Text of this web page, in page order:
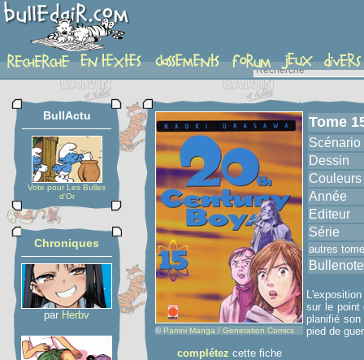
album
BullActu
Vote pour Les Bulles
d'Or
Chroniques
par Herbv
© Panini Manga / Generation Comics
complétez cette fiche
Tome
Scénario
Dessin
Couleurs
Année
Editeur
Série
autres
Bullenote
sur le point
planifié
pied de